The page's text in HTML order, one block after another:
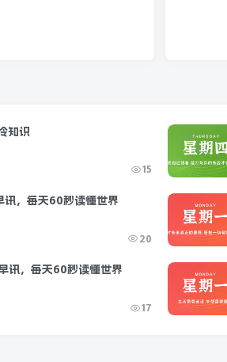
知识
15
讯，每天60秒读懂世界
20
讯，每天60秒读懂世界
17